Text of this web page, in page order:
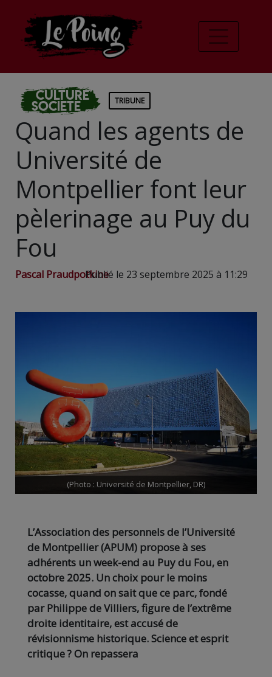
Culture
Societe TRIBUNE
Quand les agents de
Université de
Montpellier font leur
pèlerinage au Puy du
Fou
Pascal PraudpotkinePublié le 23 septembre 2025 à 11:29
(Photo : Université de Montpellier, DR)
L’Association des personnels de l’Université
de Montpellier (APUM) propose à ses
adhérents un week-end au Puy du Fou, en
octobre 2025. Un choix pour le moins
cocasse, quand on sait que ce parc,fondé
par Philippe de Villiers, figure de l’extrême
droite identitaire, est accusé de
révisionnisme historique. Science et esprit
critique ? On repassera